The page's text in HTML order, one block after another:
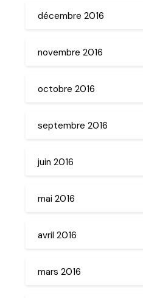
décembre 2016
novembre 2016
octobre 2016
septembre 2016
juin 2016
mai 2016
avril 2016
mars 2016